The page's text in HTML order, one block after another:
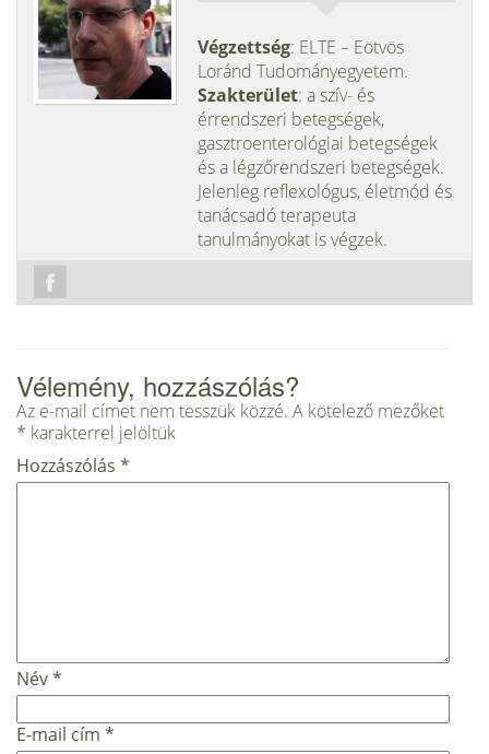
Végzettség: ELTE – Eötvös
Loránd Tudományegyetem.
Szakterület: a szív- és
érrendszeri betegségek,
gasztroenterológiai betegségek
és a légzőrendszeri betegségek.
Jelenleg reflexológus, életmód és
tanácsadó terapeuta
tanulmányokat is végzek.
Vélemény, hozzászólás?
Az e-mail címet nem tesszük közzé. A kötelező mezőket
* karakterrel jelöltük
Hozzászólás *
Név*
E-mail cím *